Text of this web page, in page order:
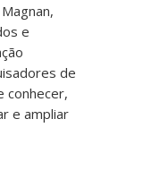
e
de
conhecer,
e ampliar